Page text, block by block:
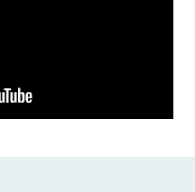
とマイナビウエディン
プレゼント！